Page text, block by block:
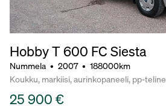
Hobby T 600 FC Siesta
Nummela • 2007 • 188000km
Koukku, markiisi, aurinkopaneeli, pp-teline
25 900 €